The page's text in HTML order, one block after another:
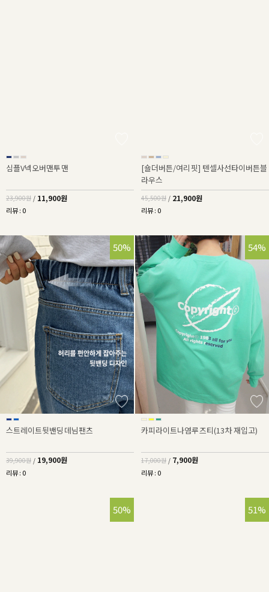
심플V넥오버맨투맨
23,900원 / 11,900원
리뷰 : 0
[숄더버튼/여리핏] 텐셀사선타이버튼블
라우스
45,500원 / 21,900원
리뷰 : 0
50%
스트레이트뒷밴딩데님팬츠
39,900원 / 19,900원
리뷰 : 0
54%
카피라이트나염루즈티(13차 재입고)
17,000원 / 7,900원
리뷰 : 0
50% 51%